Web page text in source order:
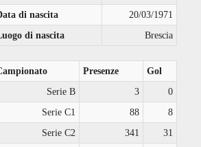
di nascita
20/03/1971
di nascita
Brescia
Presenze
Gol
Serie B
3
0
Serie C1
88
8
Serie C2
341
31